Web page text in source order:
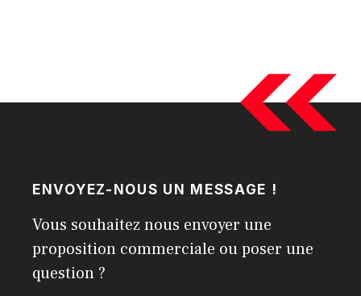
ENVOYEZ-NOUS UN MESSAGE !
Vous souhaitez nous envoyer une
proposition commerciale ou poser une
question ?